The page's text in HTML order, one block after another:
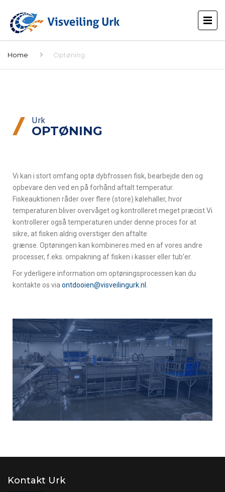
Home Optøning
Urk
OPTØNING
Vi kan i stort omfang optø dybfrossen fisk, bearbejde den og
opbevare den ved en på forhånd aftalt temperatur.
Fiskeauktionen råder over flere (store) kølehaller, hvor
temperaturen bliver overvåget og kontrolleret meget præcist.Vi
kontrollerer også temperaturen under denne proces for at
sikre, at fisken aldrig overstiger den aftalte
grænse. Optøningen kan kombineres med en af vores andre
processer, f.eks. ompakning af fisken i kasser eller tub’er.
For yderligere information om optøningsprocessen kan du
kontakte os via ontdooien@visveilingurk.nl
Kontakt Urk